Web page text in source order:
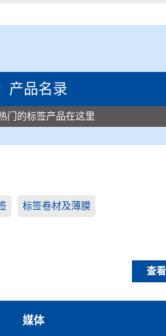
产品名录
门的标签产品在这里
标签卷材及薄膜
查
媒体